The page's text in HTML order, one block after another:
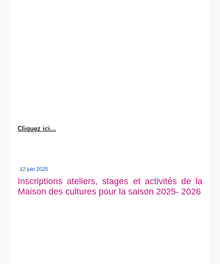
Cliquez ici...
12 juin 2025
Inscriptions ateliers, stages et activités de la
Maison des cultures pour la saison 2025- 2026